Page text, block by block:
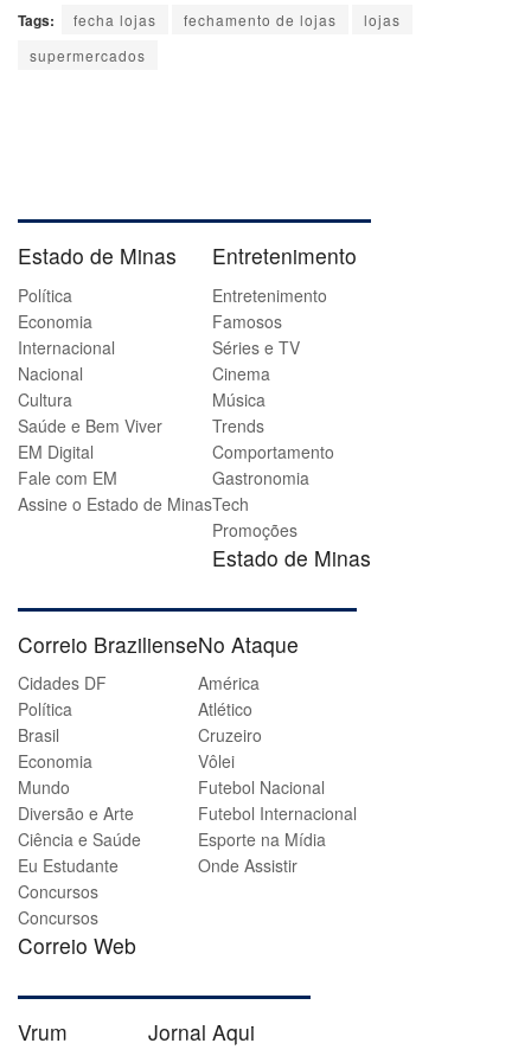
Tags: fecha lojas fechamento de lojas
lojas
supermercados
Estado de Minas
Política
Economia
Internacional
Nacional
Cultura
Saúde e Bem Viver
EM Digital
Fale com EM
Assine o Estado de Minas
Entretenimento
Entretenimento
Famosos
Séries e TV
Cinema
Música
Trends
Comportamento
Gastronomia
Tech
Promoções
Estado de Minas
Correio Braziliense
Cidades DF
Política
Brasil
Economia
Mundo
Diversão e Arte
Ciência e Saúde
Eu Estudante
Concursos
Concursos
Correio Web
No Ataque
América
Atlético
Cruzeiro
Vôlei
Futebol Nacional
Futebol Internacional
Esporte na Mídia
Onde Assistir
Vrum Jornal Aqui